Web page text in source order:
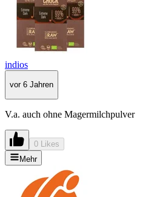
indios
vor 6 Jahren
V.a. auch ohne Magermilchpulver
0 Likes
Mehr